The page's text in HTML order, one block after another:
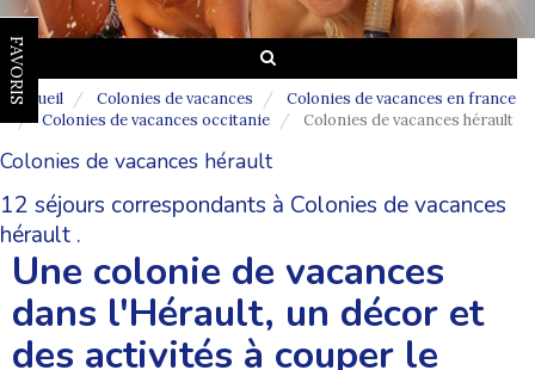
FAVORIS
Accueil Colonies de vacances
Colonies de vacances en france
Colonies de vacances occitanie
Colonies de vacances hérault
Colonies de vacances hérault
12 séjours correspondants à Colonies de vacances
hérault .
Une colonie de vacances
dans l'Hérault, un décor et
des activités à couper le